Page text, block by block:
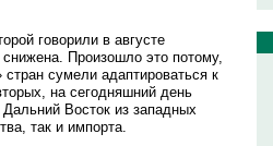
говорили в августе
Произошло это потому,
сумели адаптироваться к
на сегодняшний день
Восток из западных
так и импорта.